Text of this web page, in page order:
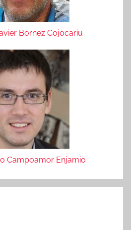
Bornez Cojocariu
Campoamor Enjamio